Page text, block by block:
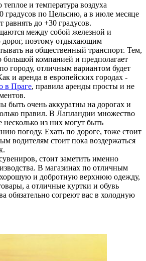
теплое и температура воздуха
градусов по Цельсию, а в июле месяце
до +30 градусов.
между собой железной и
дорог, поэтому отдыхающим
на общественный транспорт. Тем,
компанией и предполагает
городу, отличным вариантом будет
и аренда в европейских городах -
в Праге, правила аренды просты и не
быть очень аккуратны на дорогах и
правил. В Лапландии множество
несколько из них могут быть
погоду. Ехать по дороге, тоже стоит
водителям стоит пока воздержаться
стоит заметить именно
В магазинах по отличным
и добротную верхнюю одежду,
а отличные куртки и обувь
обязательно согреют вас в холодную